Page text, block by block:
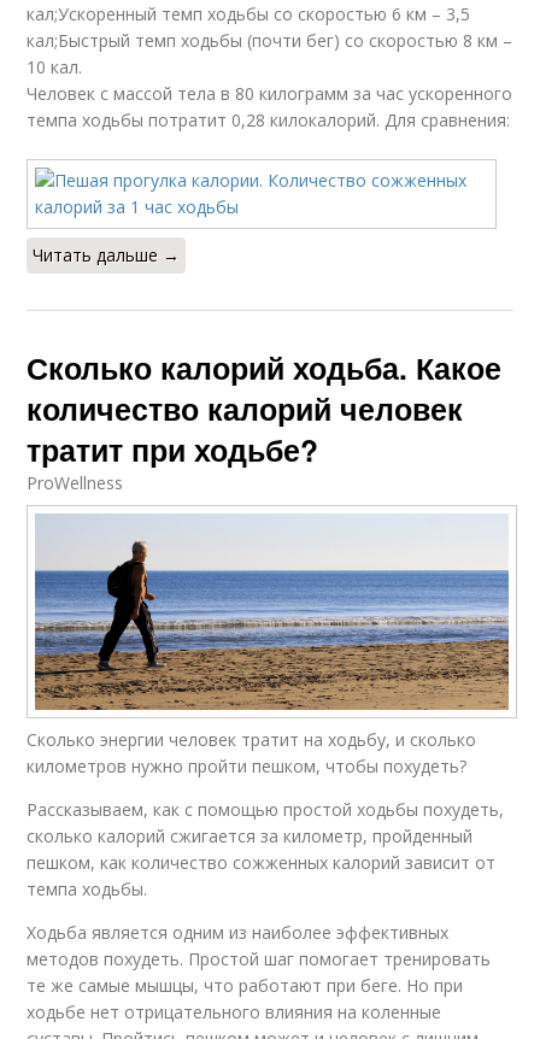
кал;Ускоренный темп ходьбы со скоростью 6 км – 3,5
кал;Быстрый темп ходьбы (почти бег) со скоростью 8 км –
10 кал.
Человек с массой тела в 80 килограмм за час ускоренного
темпа ходьбы потратит 0,28 килокалорий. Для сравнения:
Читать дальше →
Сколько калорий ходьба. Какое
количество калорий человек
тратит при ходьбе?
ProWellness
Сколько энергии человек тратит на ходьбу, и сколько
километров нужно пройти пешком, чтобы похудеть?
Рассказываем, как с помощью простой ходьбы похудеть,
сколько калорий сжигается за километр, пройденный
пешком, как количество сожженных калорий зависит от
темпа ходьбы.
Ходьба является одним из наиболее эффективных
методов похудеть. Простой шаг помогает тренировать
те же самые мышцы, что работают при беге. Но при
ходьбе нет отрицательного влияния на коленные